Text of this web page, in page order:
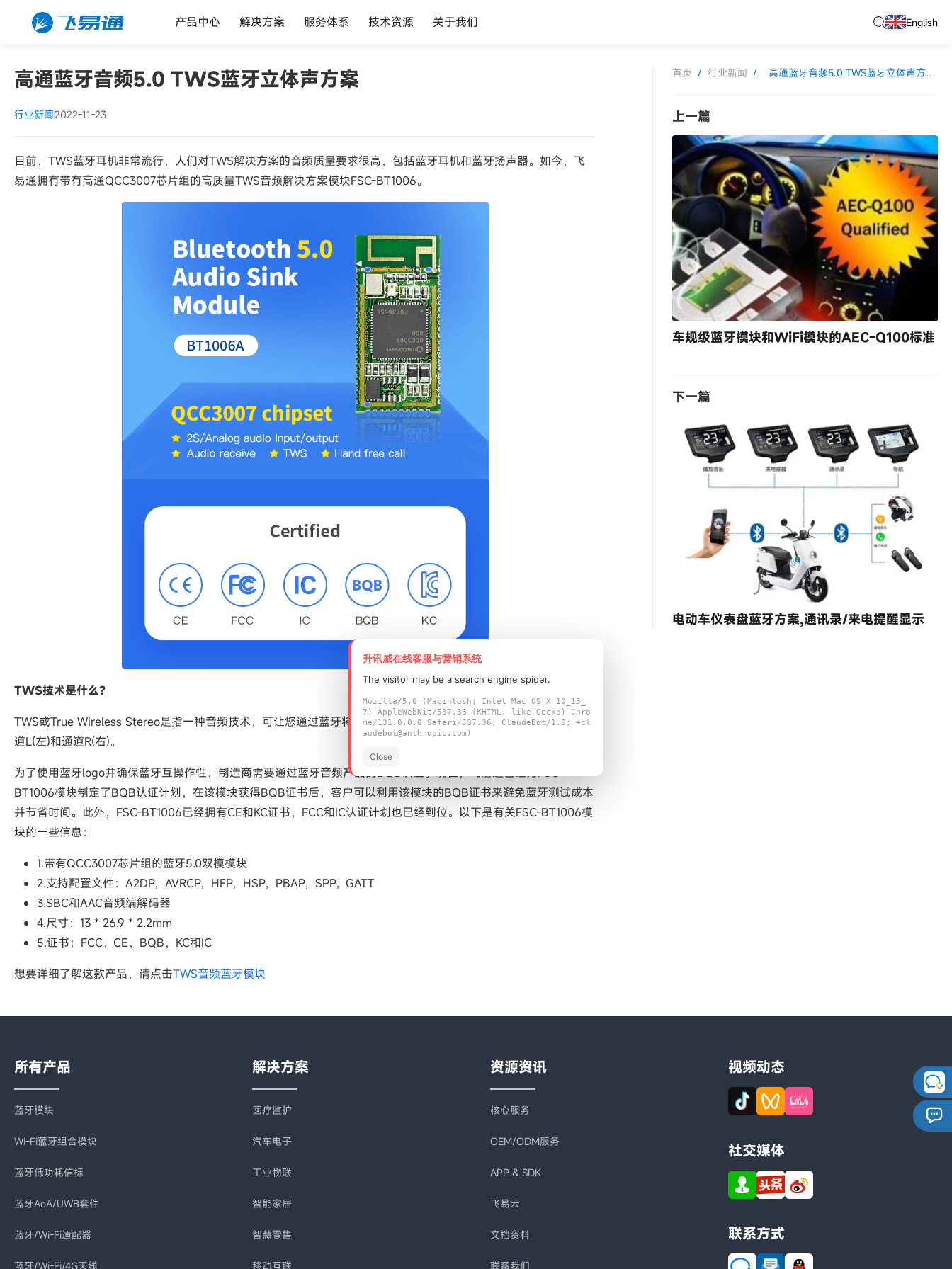
产品中心 解决方案 服务体系 技术资源 关于我们 English
高通蓝牙音频5.0 TWS蓝牙立体声方案
行业新闻2022-11-23
目前，TWS蓝牙耳机非常流行，人们对TWS解决方案的音频质量要求很高，包括蓝牙耳机和蓝牙扬声器。如今，飞
易通拥有带有高通QCC3007芯片组的高质量TWS音频解决方案模块FSC-BT1006。
TWS技术是什么?
TWS或True Wireless Stereo是指一种音频技术，可让您通过蓝牙将两个音频设备配对，这意味着您可以分别传输通
道L(左)和通道R(右)。
为了使用蓝牙logo并确保蓝牙互操作性，制造商需要通过蓝牙音频产品的BQB认证。现在，飞易通已经为FSC-
BT1006模块制定了BQB认证计划，在该模块获得BQB证书后，客户可以利用该模块的BQB证书来避免蓝牙测试成本
并节省时间。此外，FSC-BT1006已经拥有CE和KC证书，FCC和IC认证计划也已经到位。以下是有关FSC-BT1006模
块的一些信息：
1.带有QCC3007芯片组的蓝牙5.0双模模块
2.支持配置文件：A2DP，AVRCP，HFP，HSP，PBAP，SPP，GATT
3.SBC和AAC音频编解码器
4.尺寸：13 * 26.9 * 2.2mm
5.证书：FCC，CE，BQB，KC和IC
想要详细了解这款产品，请点击TWS音频蓝牙模块
首页 / 行业新闻 / 高通蓝牙音频5.0 TWS蓝牙立体声方案
上一篇
车规级蓝牙模块和WiFi模块的AEC-Q100标准
下一篇
电动车仪表盘蓝牙方案,通讯录/来电提醒显示
所有产品
蓝牙模块
Wi-Fi蓝牙组合模块
蓝牙低功耗信标
蓝牙AoA/UWB套件
蓝牙/Wi-Fi适配器
蓝牙/Wi-Fi/4G天线
解决方案
医疗监护
汽车电子
工业物联
智能家居
智慧零售
移动互联
资源资讯
核心服务
OEM/ODM服务
APP & SDK
飞易云
文档资料
联系我们
视频动态
社交媒体
联系方式
升讯威在线客服与营销系统
The visitor may be a search engine spider.
Mozilla/5.0 (Macintosh; Intel Mac OS X 10_15_
7) AppleWebKit/537.36 (KHTML, like Gecko) Chro
me/131.0.0.0 Safari/537.36; ClaudeBot/1.0; +cl
audebot@anthropic.com)
Close